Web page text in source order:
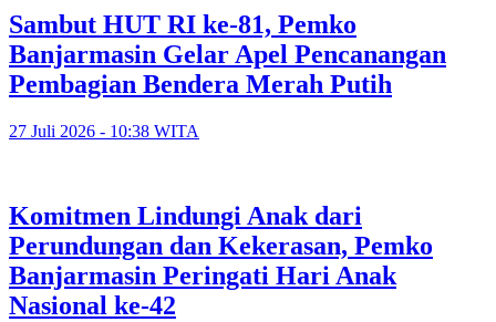
Sambut HUT RI ke-81, Pemko
Banjarmasin Gelar Apel Pencanangan
Pembagian Bendera Merah Putih
27 Juli 2026 - 10:38 WITA
Komitmen Lindungi Anak dari
Perundungan dan Kekerasan, Pemko
Banjarmasin Peringati Hari Anak
Nasional ke-42